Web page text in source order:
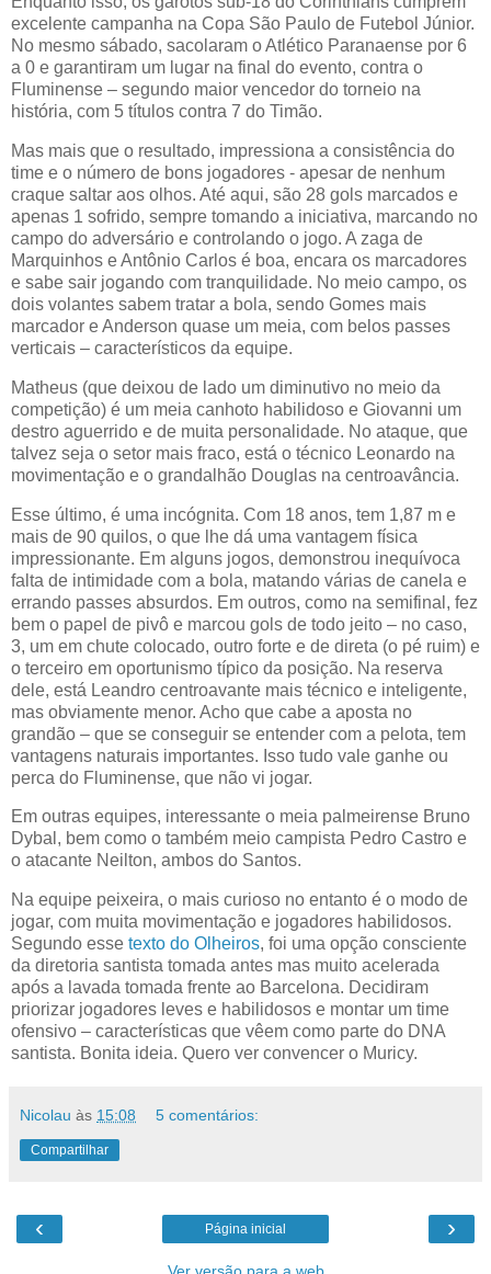
excelente campanha na Copa São Paulo de Futebol Júnior.
No mesmo sábado, sacolaram o Atlético Paranaense por 6
a 0 e garantiram um lugar na final do evento, contra o
Fluminense – segundo maior vencedor do torneio na
história, com 5 títulos contra 7 do Timão.
Mas mais que o resultado, impressiona a consistência do
time e o número de bons jogadores - apesar de nenhum
craque saltar aos olhos. Até aqui, são 28 gols marcados e
apenas 1 sofrido, sempre tomando a iniciativa, marcando no
campo do adversário e controlando o jogo. A zaga de
Marquinhos e Antônio Carlos é boa, encara os marcadores
e sabe sair jogando com tranquilidade. No meio campo, os
dois volantes sabem tratar a bola, sendo Gomes mais
marcador e Anderson quase um meia, com belos passes
verticais – característicos da equipe.
Matheus (que deixou de lado um diminutivo no meio da
competição) é um meia canhoto habilidoso e Giovanni um
destro aguerrido e de muita personalidade. No ataque, que
talvez seja o setor mais fraco, está o técnico Leonardo na
movimentação e o grandalhão Douglas na centroavância.
Esse último, é uma incógnita. Com 18 anos, tem 1,87 m e
mais de 90 quilos, o que lhe dá uma vantagem física
impressionante. Em alguns jogos, demonstrou inequívoca
falta de intimidade com a bola, matando várias de canela e
errando passes absurdos. Em outros, como na semifinal, fez
bem o papel de pivô e marcou gols de todo jeito – no caso,
3, um em chute colocado, outro forte e de direta (o pé ruim) e
o terceiro em oportunismo típico da posição. Na reserva
dele, está Leandro centroavante mais técnico e inteligente,
mas obviamente menor. Acho que cabe a aposta no
grandão – que se conseguir se entender com a pelota, tem
vantagens naturais importantes. Isso tudo vale ganhe ou
perca do Fluminense, que não vi jogar.
Em outras equipes, interessante o meia palmeirense Bruno
Dybal, bem como o também meio campista Pedro Castro e
o atacante Neilton, ambos do Santos.
Na equipe peixeira, o mais curioso no entanto é o modo de
jogar, com muita movimentação e jogadores habilidosos.
Segundo esse texto do Olheiros, foi uma opção consciente
da diretoria santista tomada antes mas muito acelerada
após a lavada tomada frente ao Barcelona. Decidiram
priorizar jogadores leves e habilidosos e montar um time
ofensivo – características que vêem como parte do DNA
santista. Bonita ideia. Quero ver convencer o Muricy.
Nicolau às 15:08 5 comentários:
Compartilhar
‹ ›
Página inicial